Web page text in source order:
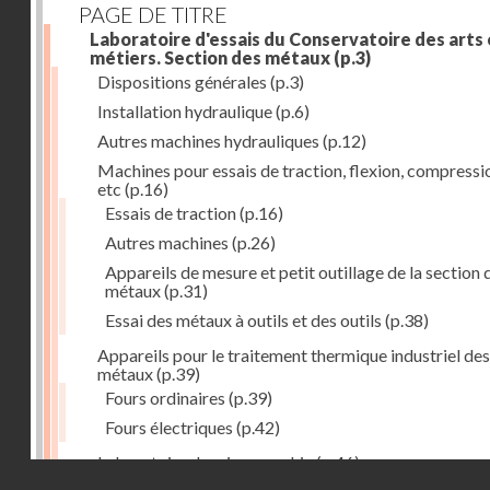
PAGE DE TITRE
Laboratoire d'essais du Conservatoire des arts
métiers. Section des métaux (p.3)
Dispositions générales (p.3)
Installation hydraulique(p.6)
Autres machines hydrauliques (p.12)
Machines pour essais de traction, flexion,
etc (p.16)
Essais de traction(p.16)
Autres machines (p.26)
Appareils de mesure et petit outillage de la section
métaux(p.31)
Essai des métaux à outils et des outils (p.38)
Appareils pour le traitement thermique industriel des
métaux(p.39)
Fours ordinaires (p.39)
Fours électriques (p.42)
Laboratoire de micrographie(p.46)